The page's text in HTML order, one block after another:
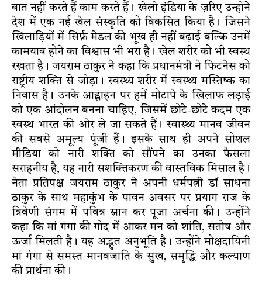
बात नहीं करते हैं काम करते हैं। खेलो इंडिया के ज़रिए उन्होंने
देश में एक नई खेल संस्कृति को विकसित किया है। जिसने
खिलाड़ियों में सिर्फ़ मेडल की भूख ही नहीं बढ़ाई बल्कि उनमें
कामयाब होने का विश्वास भी भरा है। खेल शरीर को भी स्वस्थ
रखता है। जयराम ठाकुर ने कहा कि प्रधानमंत्री ने फिटनेस को
राष्ट्रीय शक्ति से जोड़ा। स्वस्थ्य शरीर में स्वस्थ्य मस्तिष्क का
निवास है। उनके आह्वाहन पर हमें मोटापे के खिलाफ लड़ाई
को एक आंदोलन बनना चाहिए, जिसमें छोटे-छोटे कदम एक
स्वस्थ भारत की ओर ले जा सकते हैं। स्वास्थ्य मानव जीवन
की सबसे अमूल्य पूंजी हैं। इसके साथ ही अपने सोशल
मीडिया को नारी शक्ति को सौंपने का उनका फैसला
सराहनीय है, यह नारी सशक्तिकरण की वास्तविक मिसाल है।
नेता प्रतिपक्ष जयराम ठाकुर ने अपनी धर्मपत्नी डॉ साधना
ठाकुर के साथ महाकुंभ के पावन अवसर पर प्रयाग राज के
त्रिवेणी संगम में पवित्र स्नान कर पूजा अर्चना की। उन्होंने
कहा कि मां गंगा की गोद में आकर मन को शांति, संतोष और
ऊर्जा मिलती है। यह अद्भुत अनुभूति है। उन्होंने मोक्षदायिनी
मां गंगा से समस्त मानवजाति के सुख, समृद्धि और कल्याण
की प्रार्थना की।